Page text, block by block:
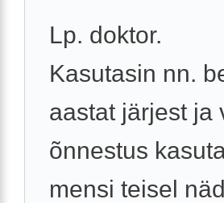
Lp. doktor.
Kasutasin nn.
aastat järjest ja
õnnestus
mensi teisel